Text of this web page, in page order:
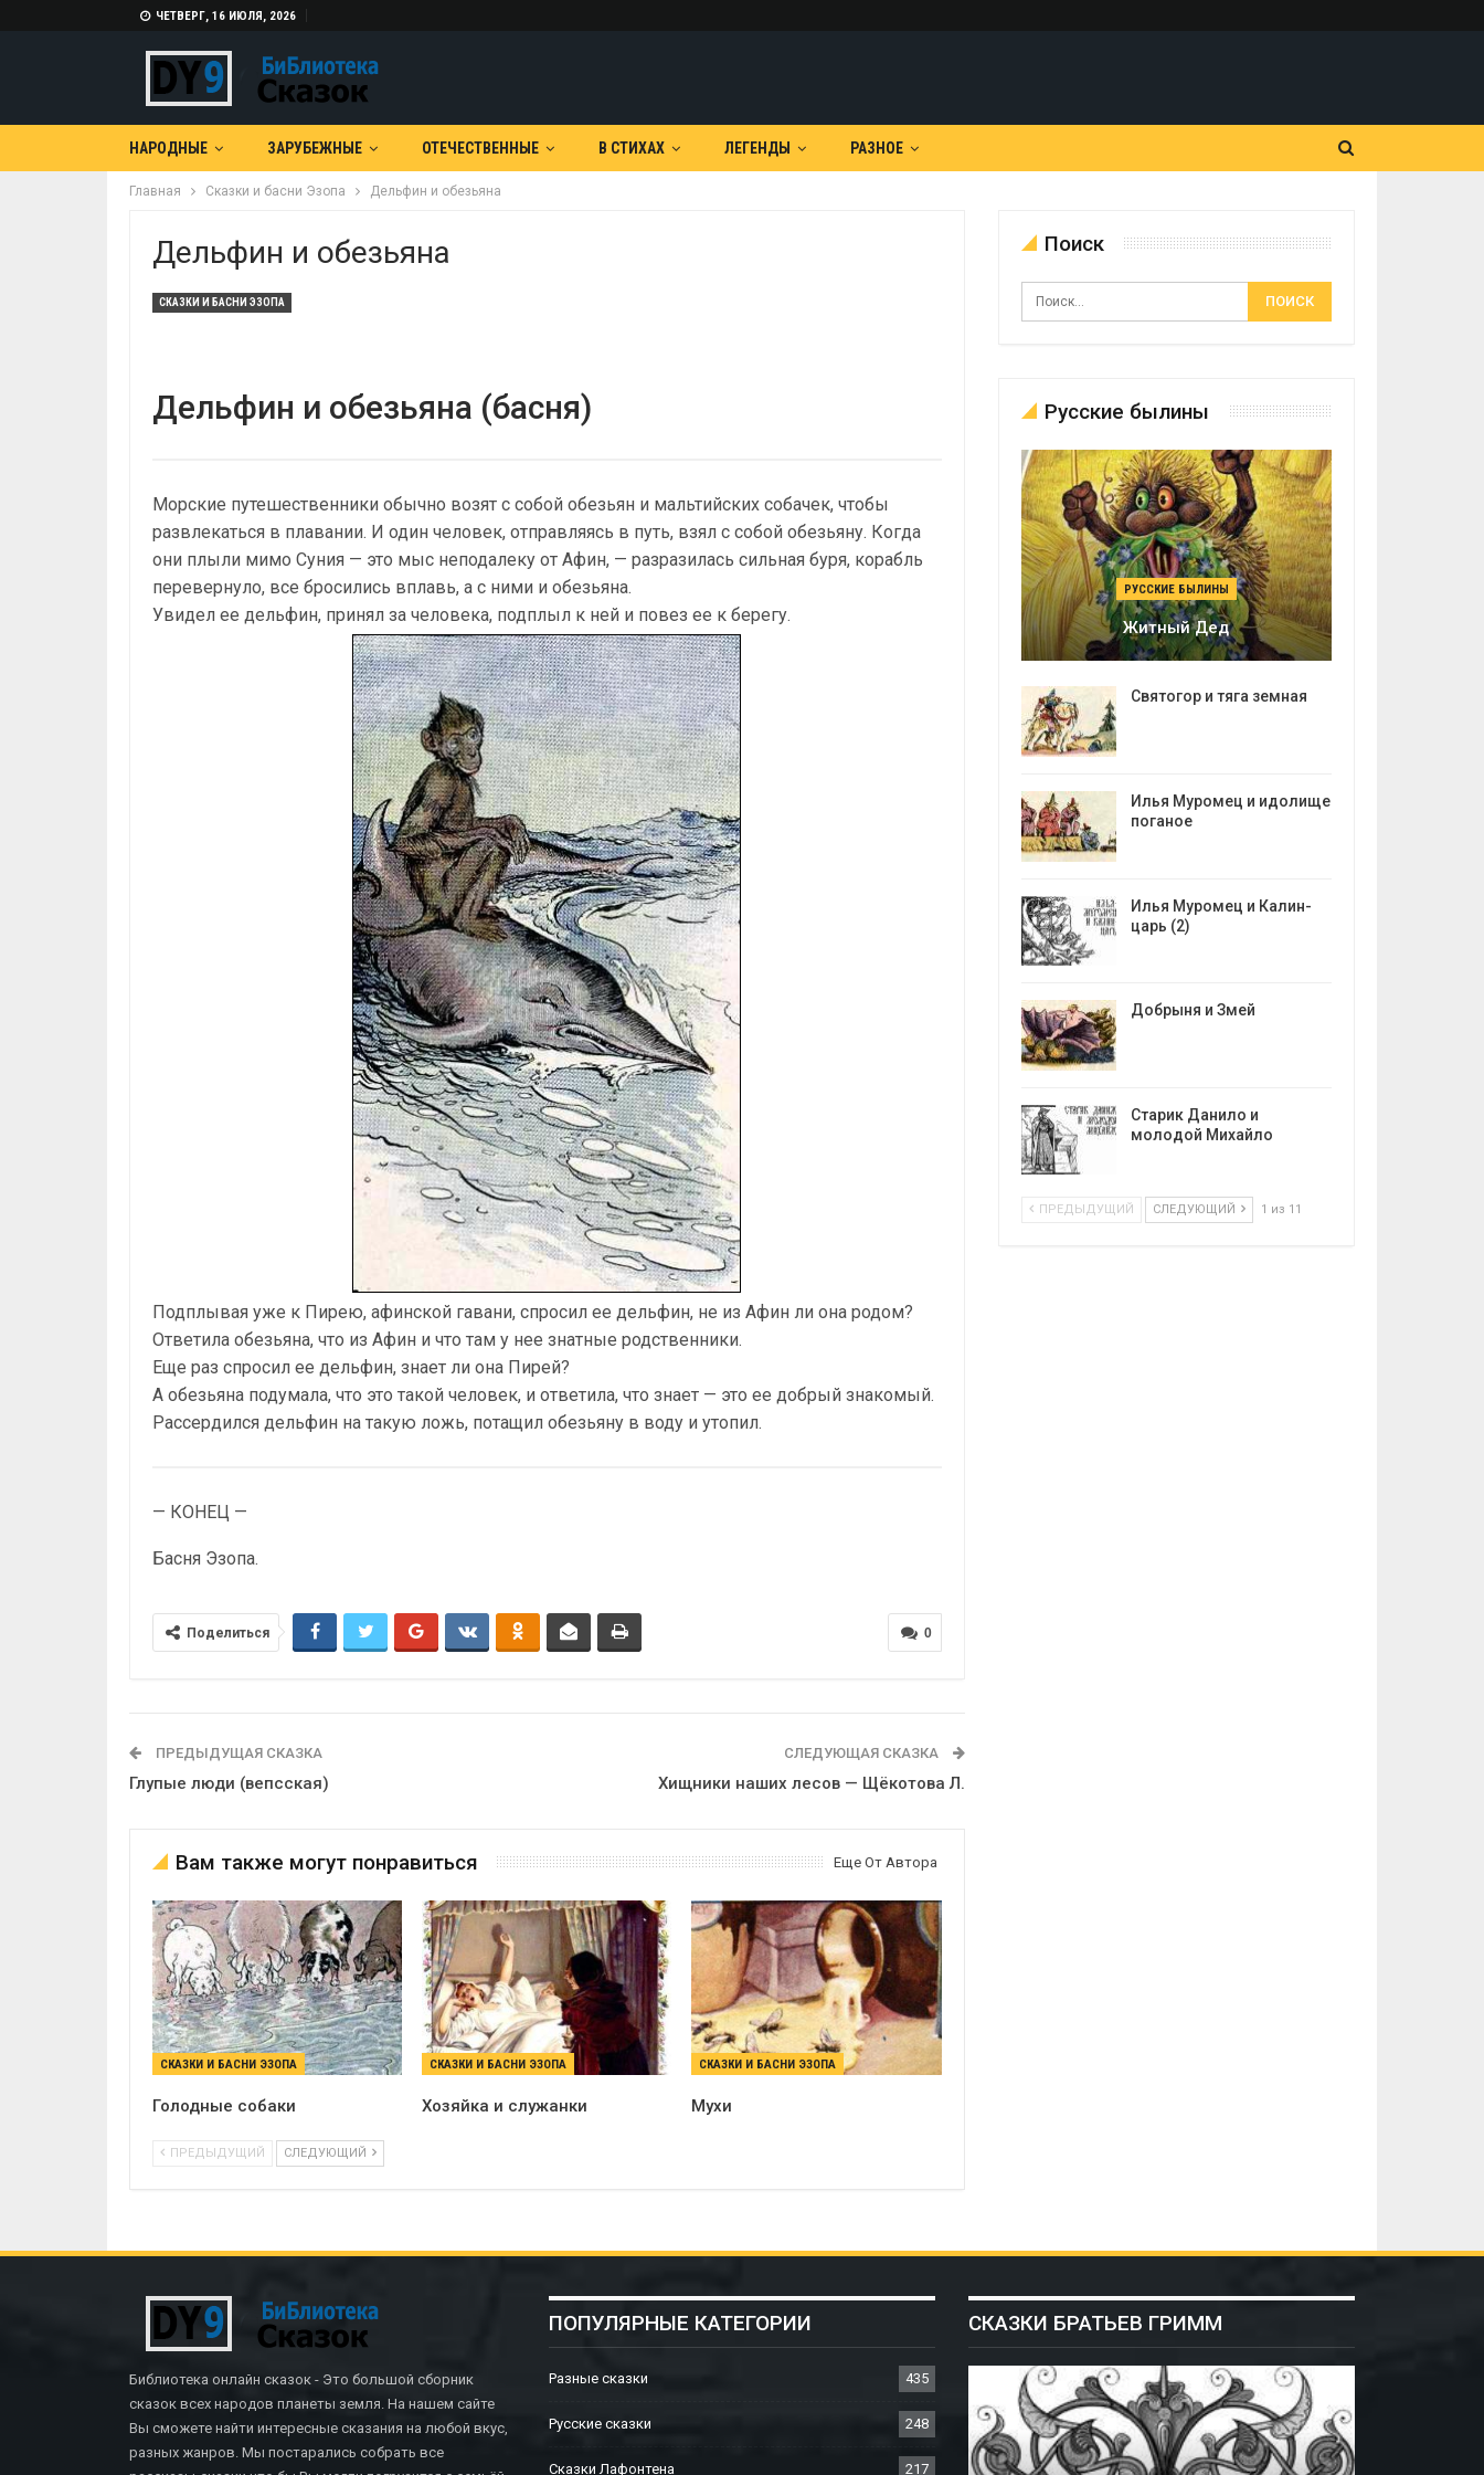
ЧЕТВЕРГ, 16 ИЮЛЯ, 2026
НАРОДНЫЕ ЗАРУБЕЖНЫЕ ОТЕЧЕСТВЕННЫЕ В СТИХАХ ЛЕГЕНДЫ РАЗНОЕ
Главная Сказки и басни Эзопа Дельфин и обезьяна
Дельфин и обезьяна
СКАЗКИ И БАСНИ ЭЗОПА
Дельфин и обезьяна (басня)
Морские путешественники обычно возят с собой обезьян и мальтийских собачек, чтобы
развлекаться в плавании. И один человек, отправляясь в путь, взял с собой обезьяну. Когда
они плыли мимо Суния — это мыс неподалеку от Афин, — разразилась сильная буря, корабль
перевернуло, все бросились вплавь, а с ними и обезьяна.
Увидел ее дельфин, принял за человека, подплыл к ней и повез ее к берегу.
Подплывая уже к Пирею, афинской гавани, спросил ее дельфин, не из Афин ли она родом?
Ответила обезьяна, что из Афин и что там у нее знатные родственники.
Еще раз спросил ее дельфин, знает ли она Пирей?
А обезьяна подумала, что это такой человек, и ответила, что знает — это ее добрый знакомый.
Рассердился дельфин на такую ложь, потащил обезьяну в воду и утопил.
— КОНЕЦ —
Басня Эзопа.
0
Поделиться
ПРЕДЫДУЩАЯ СКАЗКА
Глупые люди (вепсская)
СЛЕДУЮЩАЯ СКАЗКА
Хищники наших лесов — Щёкотова Л.
Вам также могут понравиться Еще От Автора
СКАЗКИ И БАСНИ ЭЗОПА
Голодные собаки
СКАЗКИ И БАСНИ ЭЗОПА
Хозяйка и служанки
СКАЗКИ И БАСНИ ЭЗОПА
Мухи
ПРЕДЫДУЩИЙ СЛЕДУЮЩИЙ
Поиск
Русские былины
РУССКИЕ БЫЛИНЫ
Житный Дед
Святогор и тяга земная
Илья Муромец и идолище
поганое
Илья Муромец и Калин-
царь (2)
Добрыня и Змей
Старик Данило и
молодой Михайло
ПРЕДЫДУЩИЙ СЛЕДУЮЩИЙ 1 из 11
Библиотека онлайн сказок - Это большой сборник
сказок всех народов планеты земля. На нашем сайте
Вы сможете найти интересные сказания на любой вкус,
разных жанров. Мы постарались собрать все
ПОПУЛЯРНЫЕ КАТЕГОРИИ
Разные сказки 435
Русские сказки 248
Сказки Лафонтена 217
СКАЗКИ БРАТЬЕВ ГРИММ